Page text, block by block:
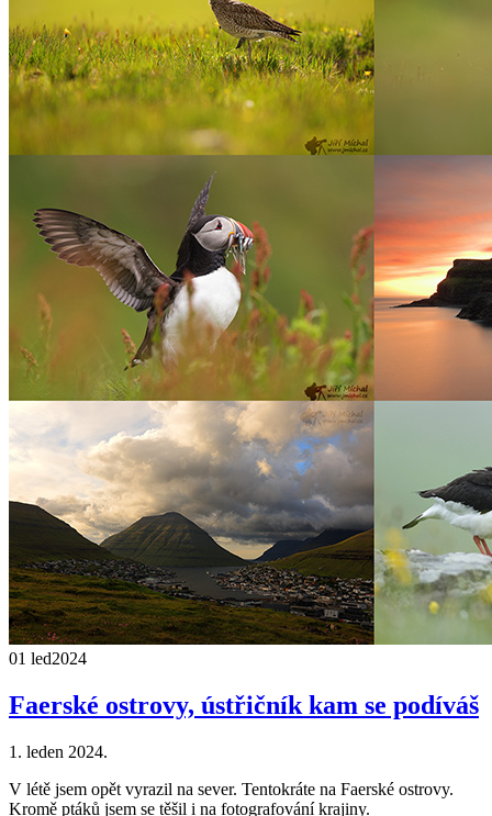
01 led2024
Faerské ostrovy, ústřičník kam se podíváš
1. leden 2024.
V létě jsem opět vyrazil na sever. Tentokráte na Faerské ostrovy.
Kromě ptáků jsem se těšil i na fotografování krajiny.